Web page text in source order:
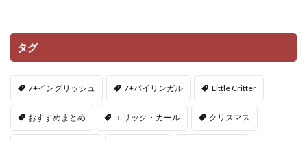
タグ
7+イングリッシュ 7+バイリンガル Little Critter
おすすめまとめ エリック・カール クリスマス